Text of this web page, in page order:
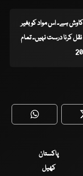
کاوش ہے۔ اس مواد کو بغیر
کرنا درست نہیں۔ تمام
WhatsApp
پاکستان
کھیل